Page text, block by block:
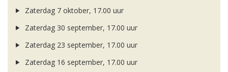
Zaterdag 7 oktober, 17.00 uur
Zaterdag 30 september, 17.00 uur
Zaterdag 23 september, 17.00 uur
Zaterdag 16 september, 17.00 uur